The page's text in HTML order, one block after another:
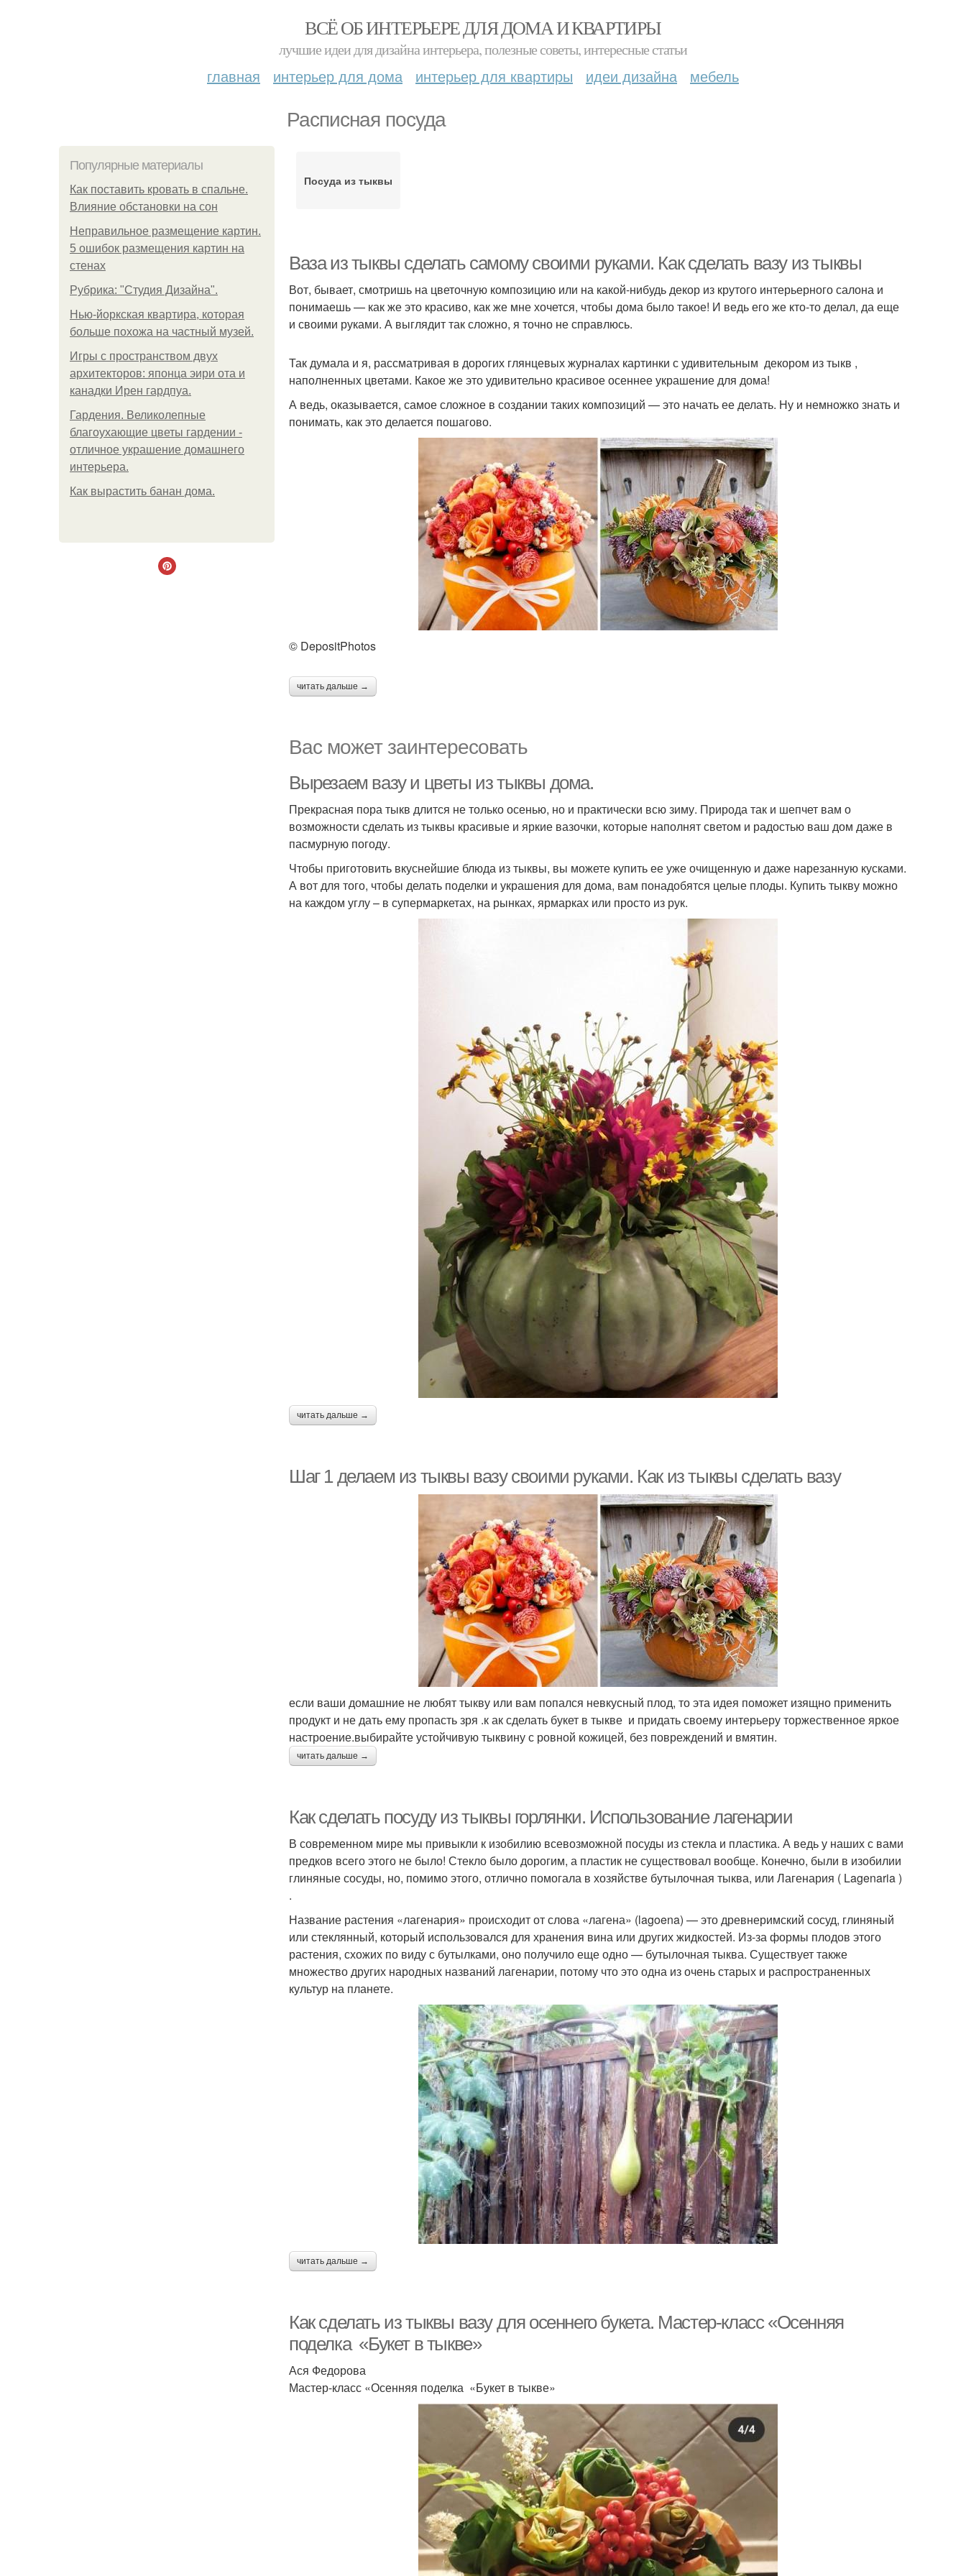
ВСЁ ОБ ИНТЕРЬЕРЕ ДЛЯ ДОМА И КВАРТИРЫ
лучшие идеи для дизайна интерьера, полезные советы, интересные статьи
главная интерьер для дома интерьер для квартиры идеи дизайна мебель
Расписная посуда
Популярные материалы
Как поставить кровать в спальне.
Влияние обстановки на сон
Неправильное размещение картин.
5 ошибок размещения картин на
стенах
Рубрика: "Студия Дизайна".
Нью-йоркская квартира, которая
больше похожа на частный музей.
Игры с пространством двух
архитекторов: японца эири ота и
канадки Ирен гардпуа.
Гардения. Великолепные
благоухающие цветы гардении -
отличное украшение домашнего
интерьера.
Как вырастить банан дома.
Посуда из тыквы
Ваза из тыквы сделать самому своими руками. Как сделать вазу из тыквы
Вот, бывает, смотришь на цветочную композицию или на какой-нибудь декор из крутого интерьерного салона и
понимаешь — как же это красиво, как же мне хочется, чтобы дома было такое! И ведь его же кто-то делал, да еще
и своими руками. А выглядит так сложно, я точно не справлюсь.
Так думала и я, рассматривая в дорогих глянцевых журналах картинки с удивительным декором из тыкв ,
наполненных цветами. Какое же это удивительно красивое осеннее украшение для дома!
А ведь, оказывается, самое сложное в создании таких композиций — это начать ее делать. Ну и немножко знать и
понимать, как это делается пошагово.
© DepositPhotos
читать дальше →
Вас может заинтересовать
Вырезаем вазу и цветы из тыквы дома.
Прекрасная пора тыкв длится не только осенью, но и практически всю зиму. Природа так и шепчет вам о
возможности сделать из тыквы красивые и яркие вазочки, которые наполнят светом и радостью ваш дом даже в
пасмурную погоду.
Чтобы приготовить вкуснейшие блюда из тыквы, вы можете купить ее уже очищенную и даже нарезанную кусками.
А вот для того, чтобы делать поделки и украшения для дома, вам понадобятся целые плоды. Купить тыкву можно
на каждом углу – в супермаркетах, на рынках, ярмарках или просто из рук.
читать дальше →
Шаг 1 делаем из тыквы вазу своими руками. Как из тыквы сделать вазу
если ваши домашние не любят тыкву или вам попался невкусный плод, то эта идея поможет изящно применить
продукт и не дать ему пропасть зря .к ак сделать букет в тыкве и придать своему интерьеру торжественное яркое
настроение.выбирайте устойчивую тыквину с ровной кожицей, без повреждений и вмятин.
читать дальше →
Как сделать посуду из тыквы горлянки. Использование лагенарии
В современном мире мы привыкли к изобилию всевозможной посуды из стекла и пластика. А ведь у наших с вами
предков всего этого не было! Стекло было дорогим, а пластик не существовал вообще. Конечно, были в изобилии
глиняные сосуды, но, помимо этого, отлично помогала в хозяйстве бутылочная тыква, или Лагенария ( Lagenaria )
.
Название растения «лагенария» происходит от слова «лагена» (lagoena) — это древнеримский сосуд, глиняный
или стеклянный, который использовался для хранения вина или других жидкостей. Из-за формы плодов этого
растения, схожих по виду с бутылками, оно получило еще одно — бутылочная тыква. Существует также
множество других народных названий лагенарии, потому что это одна из очень старых и распространенных
культур на планете.
читать дальше →
Как сделать из тыквы вазу для осеннего букета. Мастер-класс «Осенняя
поделка «Букет в тыкве»
Ася Федорова
Мастер-класс «Осенняя поделка «Букет в тыкве»